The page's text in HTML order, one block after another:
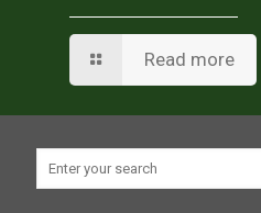
Read more